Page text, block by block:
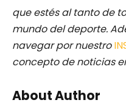
que estés al tanto de
mundo del deporte.
navegar por nuestro
concepto de noticias
About Author